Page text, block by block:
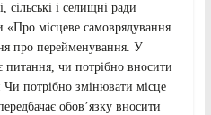
сільські і селищні ради
«Про місцеве самоврядування
про перейменування. У
питання, чи потрібно вносити
потрібно змінювати місце
обов’язку вносити